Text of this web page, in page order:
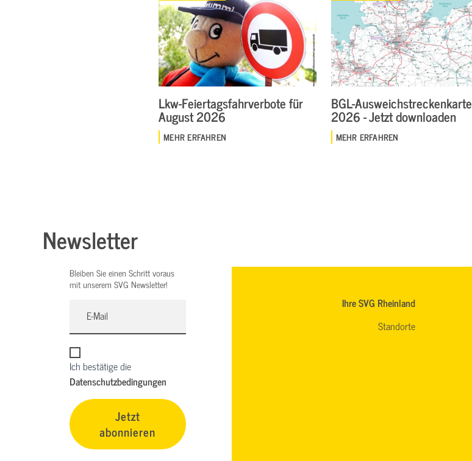
Lkw-Feiertagsfahrverbote für
August 2026
MEHR ERFAHREN
BGL-Ausweichstreckenkarte
2026 - Jetzt downloaden
MEHR ERFAHREN
Newsletter
Bleiben Sie einen Schritt voraus
mit unserem SVG Newsletter!
Ich bestätige die
Datenschutzbedingungen
Jetzt
abonnieren
Ihre SVG Rheinland
Standorte